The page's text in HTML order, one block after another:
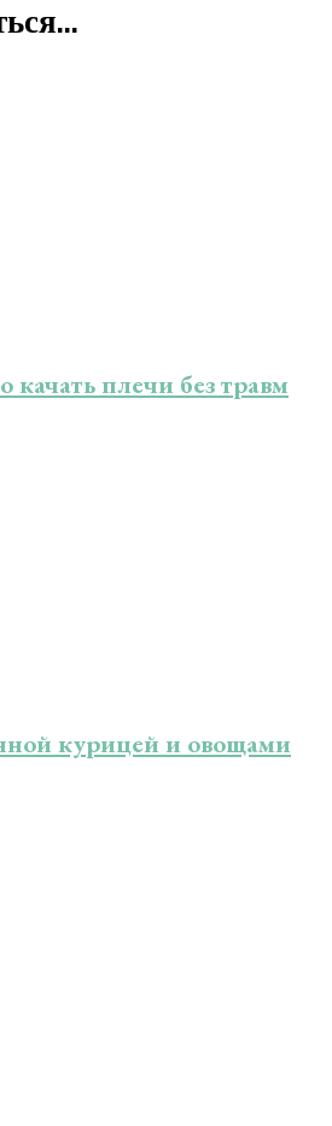
плечи без травм
курицей и овощами